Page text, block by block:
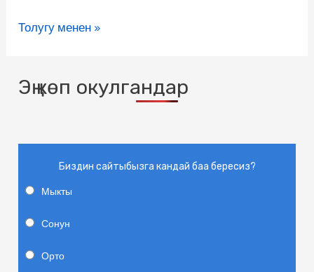
Толугу менен »
Эң көп окулгандар
Биздин сайтыбызга кандай баа бересиз?
Мыкты
Сонун
Орто